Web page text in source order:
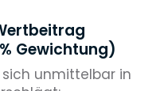
Gewichtung)
unmittelbar in